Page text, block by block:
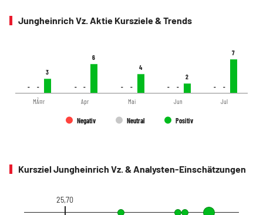
Jungheinrich Vz. Aktie Kursziele & Trends
-- -- -- -- --
-- -- -- -- --
3
3
6
6
4
4
2
2
7
7
Negativ Neutral Positiv
MÃ¤r Apr Mai Jun Jul
Kursziel Jungheinrich Vz. & Analysten-Einschätzungen
25,70